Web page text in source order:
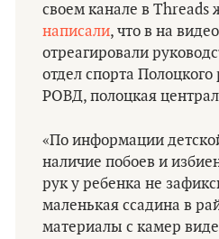
своем канале в Threads
написали, что в на
отреагировали
отдел спорта
РОВД, полоцкая
«По информации
наличие побоев и
рук у ребенка не
маленькая ссадина в
материалы с камер